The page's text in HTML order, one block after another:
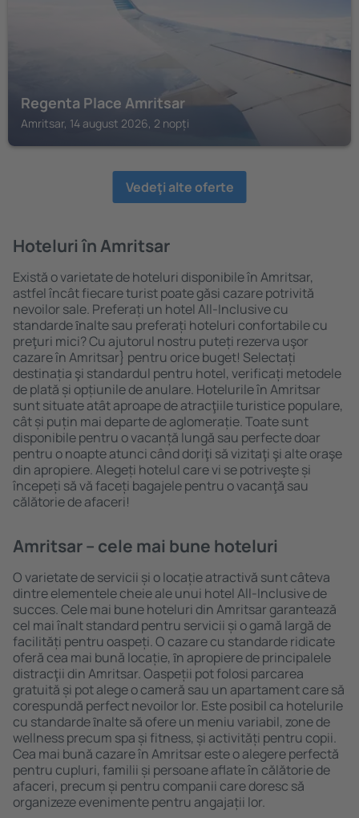
Regenta Place Amritsar
Amritsar, 14 august 2026, 2 nopți
Vedeţi alte oferte
Hoteluri în Amritsar
Există o varietate de hoteluri disponibile în Amritsar,
astfel încât fiecare turist poate găsi cazare potrivită
nevoilor sale. Preferați un hotel All-Inclusive cu
standarde ȋnalte sau preferați hoteluri confortabile cu
preţuri mici? Cu ajutorul nostru puteți rezerva uşor
cazare în Amritsar} pentru orice buget! Selectați
destinația şi standardul pentru hotel, verificați metodele
de plată și opțiunile de anulare. Hotelurile în Amritsar
sunt situate atât aproape de atracţiile turistice populare,
cât și puțin mai departe de aglomerație. Toate sunt
disponibile pentru o vacanță lungă sau perfecte doar
pentru o noapte atunci când doriţi să vizitaţi şi alte oraşe
din apropiere. Alegeți hotelul care vi se potriveşte și
începeți să vă faceți bagajele pentru o vacanţă sau
călătorie de afaceri!
Amritsar – cele mai bune hoteluri
O varietate de servicii și o locație atractivă sunt câteva
dintre elementele cheie ale unui hotel All-Inclusive de
succes. Cele mai bune hoteluri din Amritsar garantează
cel mai înalt standard pentru servicii și o gamă largă de
facilități pentru oaspeți. O cazare cu standarde ridicate
oferă cea mai bună locație, ȋn apropiere de principalele
distracţii din Amritsar. Oaspeții pot folosi parcarea
gratuită și pot alege o cameră sau un apartament care să
corespundă perfect nevoilor lor. Este posibil ca hotelurile
cu standarde ȋnalte să ofere un meniu variabil, zone de
wellness precum spa și fitness, și activități pentru copii.
Cea mai bună cazare în Amritsar este o alegere perfectă
pentru cupluri, familii și persoane aflate în călătorie de
afaceri, precum și pentru companii care doresc să
organizeze evenimente pentru angajații lor.